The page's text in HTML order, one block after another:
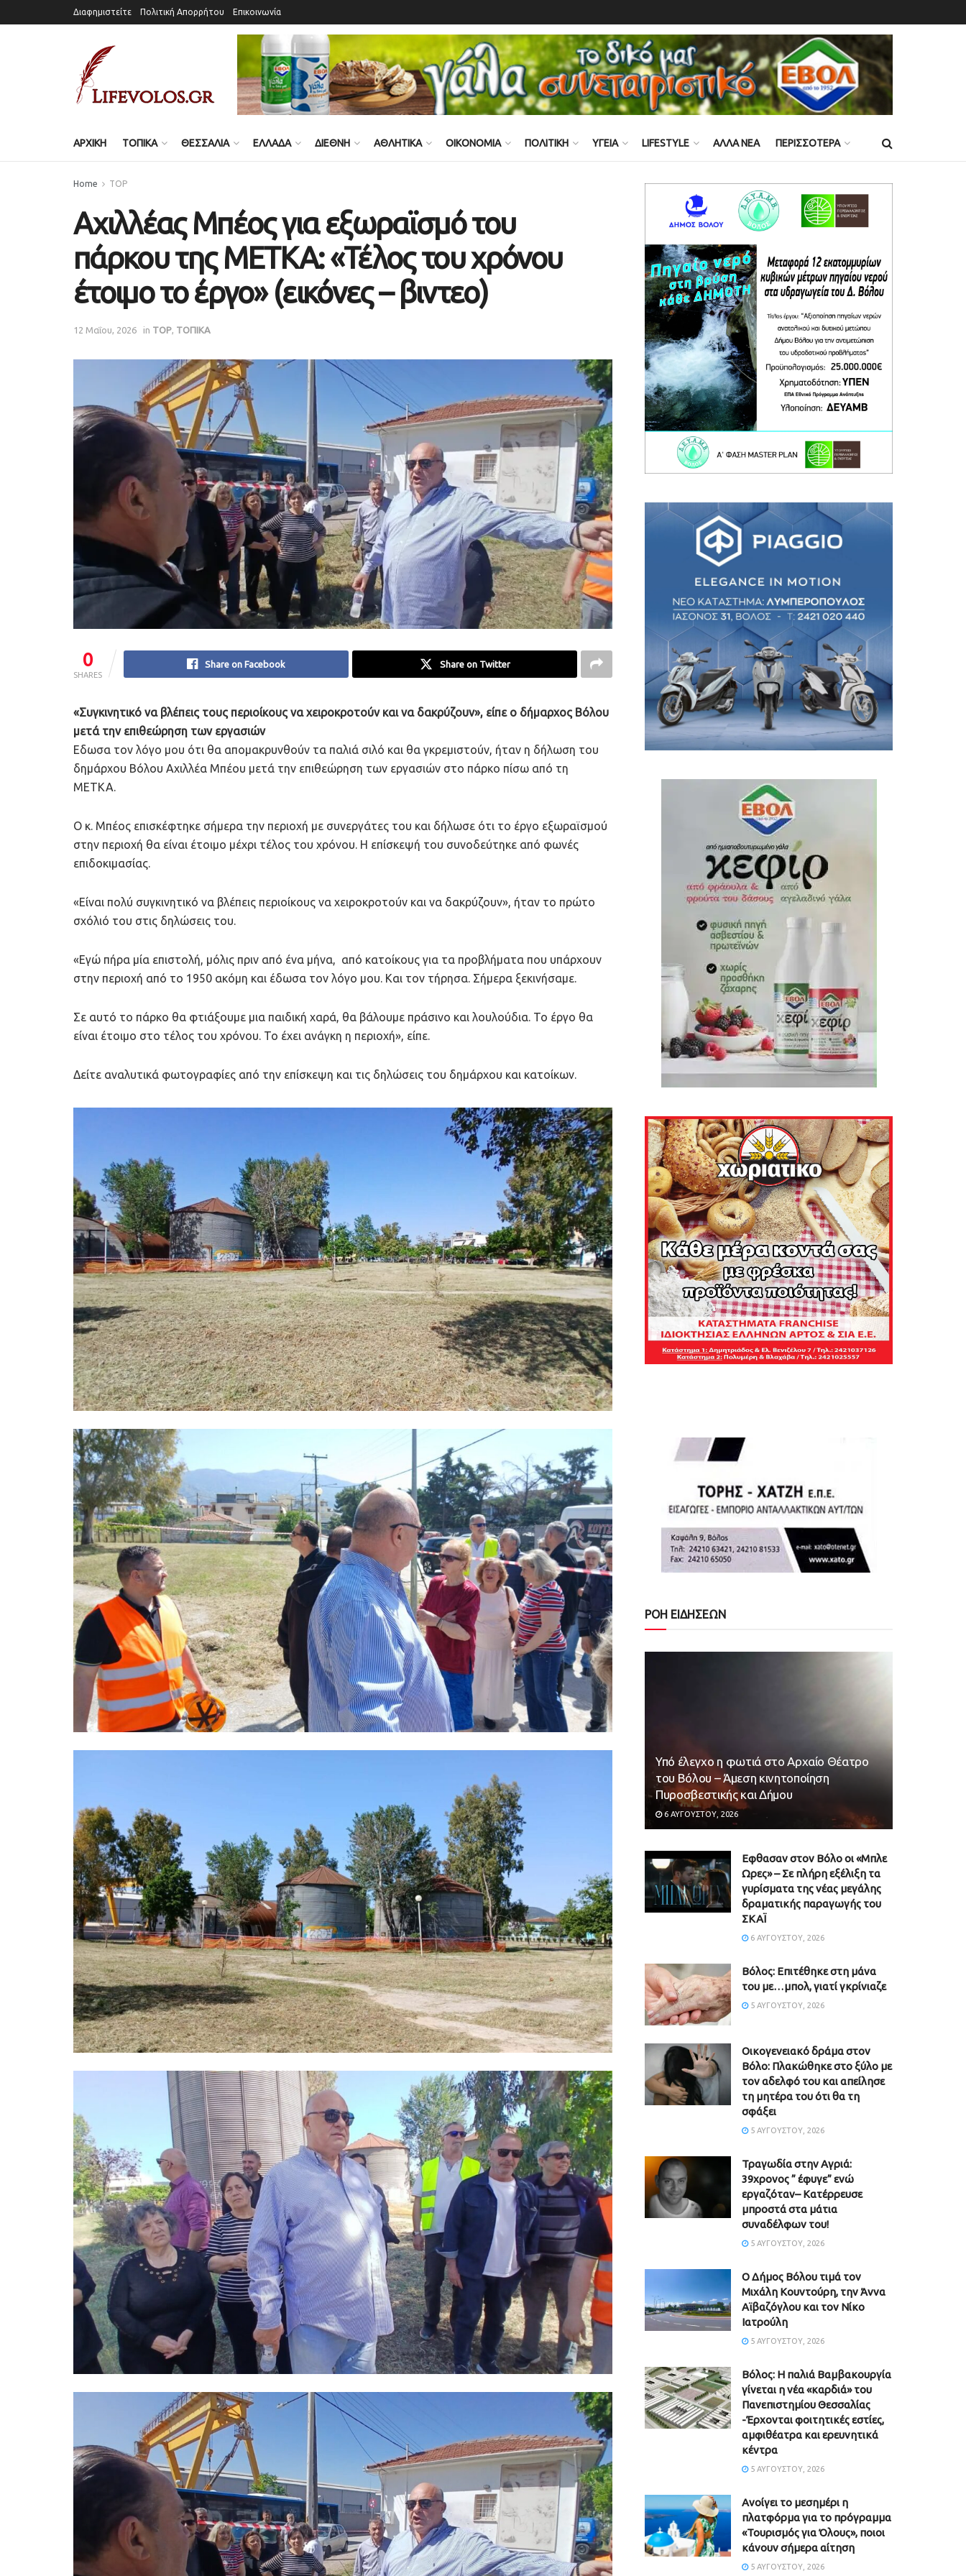
Διαφημιστείτε Πολιτική Απορρήτου Επικοινωνία
ΑΡΧΙΚΗ ΤΟΠΙΚΑ ΘΕΣΣΑΛΙΑ ΕΛΛΑΔΑ ΔΙΕΘΝΗ ΑΘΛΗΤΙΚΑ ΟΙΚΟΝΟΜΙΑ ΠΟΛΙΤΙΚΗ ΥΓΕΙΑ LIFESTYLE ΑΛΛΑ ΝΕΑ ΠΕΡΙΣΣΟΤΕΡΑ
Home TOP
Αχιλλέας Μπέος για εξωραϊσμό του
πάρκου της ΜΕΤΚΑ: «Τέλος του χρόνου
έτοιμο το έργο» (εικόνες – βιντεο)
12 Μαΐου, 2026 in TOP ΤΟΠΙΚΑ
0
SHARES
Share on Facebook Share on Twitter
«Συγκινητικό να βλέπεις τους περιοίκους να χειροκροτούν και να δακρύζουν», είπε ο δήμαρχος Βόλου
μετά την επιθεώρηση των εργασιών
Εδωσα τον λόγο μου ότι θα απομακρυνθούν τα παλιά σιλό και θα γκρεμιστούν, ήταν η δήλωση του
δημάρχου Βόλου Αχιλλέα Μπέου μετά την επιθεώρηση των εργασιών στο πάρκο πίσω από τη
ΜΕΤΚΑ.
Ο κ. Μπέος επισκέφτηκε σήμερα την περιοχή με συνεργάτες του και δήλωσε ότι το έργο εξωραϊσμού
στην περιοχή θα είναι έτοιμο μέχρι τέλος του χρόνου. Η επίσκεψή του συνοδεύτηκε από φωνές
επιδοκιμασίας.
«Είναι πολύ συγκινητικό να βλέπεις περιοίκους να χειροκροτούν και να δακρύζουν», ήταν το πρώτο
σχόλιό του στις δηλώσεις του.
«Εγώ πήρα μία επιστολή, μόλις πριν από ένα μήνα, από κατοίκους για τα προβλήματα που υπάρχουν
στην περιοχή από το 1950 ακόμη και έδωσα τον λόγο μου. Και τον τήρησα. Σήμερα ξεκινήσαμε.
Σε αυτό το πάρκο θα φτιάξουμε μια παιδική χαρά, θα βάλουμε πράσινο και λουλούδια. Το έργο θα
είναι έτοιμο στο τέλος του χρόνου. Το έχει ανάγκη η περιοχή», είπε.
Δείτε αναλυτικά φωτογραφίες από την επίσκεψη και τις δηλώσεις του δημάρχου και κατοίκων.
ΡΟΗ ΕΙΔΗΣΕΩΝ
Υπό έλεγχο η φωτιά στο Αρχαίο Θέατρο
του Βόλου – Άμεση κινητοποίηση
Πυροσβεστικής και Δήμου
6 ΑΥΓΟΎΣΤΟΥ, 2026
Εφθασαν στον Βόλο οι «Μπλε
Ωρες» – Σε πλήρη εξέλιξη τα
γυρίσματα της νέας μεγάλης
δραματικής παραγωγής του
ΣΚΑΪ
6 ΑΥΓΟΎΣΤΟΥ, 2026
Βόλος: Επιτέθηκε στη μάνα
του με…μπολ, γιατί γκρίνιαζε
5 ΑΥΓΟΎΣΤΟΥ, 2026
Οικογενειακό δράμα στον
Βόλο: Πλακώθηκε στο ξύλο με
τον αδελφό του και απείλησε
τη μητέρα του ότι θα τη
σφάξει
5 ΑΥΓΟΎΣΤΟΥ, 2026
Τραγωδία στην Αγριά:
39χρονος ” έφυγε” ενώ
εργαζόταν– Κατέρρευσε
μπροστά στα μάτια
συναδέλφων του!
5 ΑΥΓΟΎΣΤΟΥ, 2026
Ο Δήμος Βόλου τιμά τον
Μιχάλη Κουντούρη, την Άννα
Αϊβαζόγλου και τον Νίκο
Ιατρούλη
5 ΑΥΓΟΎΣΤΟΥ, 2026
Βόλος: Η παλιά Βαμβακουργία
γίνεται η νέα «καρδιά» του
Πανεπιστημίου Θεσσαλίας
-Έρχονται φοιτητικές εστίες,
αμφιθέατρα και ερευνητικά
κέντρα
5 ΑΥΓΟΎΣΤΟΥ, 2026
Ανοίγει το μεσημέρι η
πλατφόρμα για το πρόγραμμα
«Τουρισμός για Όλους», ποιοι
κάνουν σήμερα αίτηση
5 ΑΥΓΟΎΣΤΟΥ, 2026